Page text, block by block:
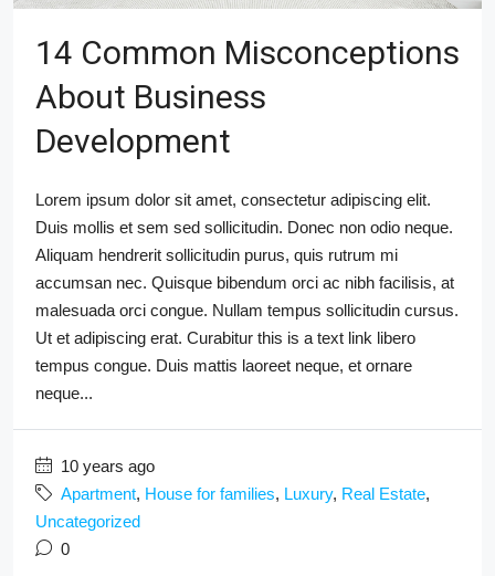
14 Common Misconceptions
About Business
Development
Lorem ipsum dolor sit amet, consectetur adipiscing elit.
Duis mollis et sem sed sollicitudin. Donec non odio neque.
Aliquam hendrerit sollicitudin purus, quis rutrum mi
accumsan nec. Quisque bibendum orci ac nibh facilisis, at
malesuada orci congue. Nullam tempus sollicitudin cursus.
Ut et adipiscing erat. Curabitur this is a text link libero
tempus congue. Duis mattis laoreet neque, et ornare
neque...
10 years ago
Apartment, House for families, Luxury, Real Estate,
Uncategorized
0